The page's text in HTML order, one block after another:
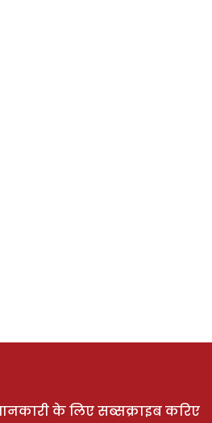
के लिए सब्सक्राइब करिए